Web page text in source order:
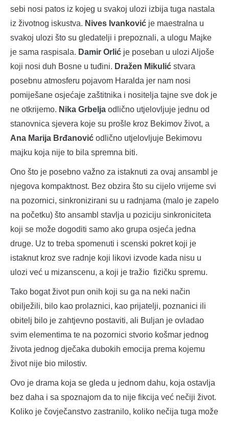
sebi nosi patos iz kojeg u svakoj ulozi izbija tuga nastala
iz životnog iskustva. Nives Ivanković je maestralna u
svakoj ulozi što su gledatelji i prepoznali, a ulogu Majke
je sama raspisala. Damir Orlić je poseban u ulozi Aljoše
koji nosi duh Bosne u tuđini. Dražen Mikulić stvara
posebnu atmosferu pojavom Haralda jer nam nosi
pomiješane osjećaje zaštitnika i nositelja tajne sve dok je
ne otkrijemo. Nika Grbelja odlično utjelovljuje jednu od
stanovnica sjevera koje su prošle kroz Bekimov život, a
Ana Marija Brđanović odlično utjelovljuje Bekimovu
majku koja nije to bila spremna biti.
Ono što je posebno važno za istaknuti za ovaj ansambl je
njegova kompaktnost. Bez obzira što su cijelo vrijeme svi
na pozornici, sinkronizirani su u radnjama (malo je zapelo
na početku) što ansambl stavlja u poziciju sinkroniciteta
koji se može dogoditi samo ako grupa osjeća jedna
druge. Uz to treba spomenuti i scenski pokret koji je
istaknut kroz sve radnje koji likovi izvode kada nisu u
ulozi već u mizanscenu, a koji je tražio fizičku spremu.
Tako bogat život pun onih koji su ga na neki način
obilježili, bilo kao prolaznici, kao prijatelji, poznanici ili
obitelj bilo je zahtjevno postaviti, ali Buljan je ovladao
svim elementima te na pozornici stvorio košmar jednog
života jednog dječaka dubokih emocija prema kojemu
život nije bio milostiv.
Ovo je drama koja se gleda u jednom dahu, koja ostavlja
bez daha i sa spoznajom da to nije fikcija već nečiji život.
Koliko je čovječanstvo zastranilo, koliko nečija tuga može